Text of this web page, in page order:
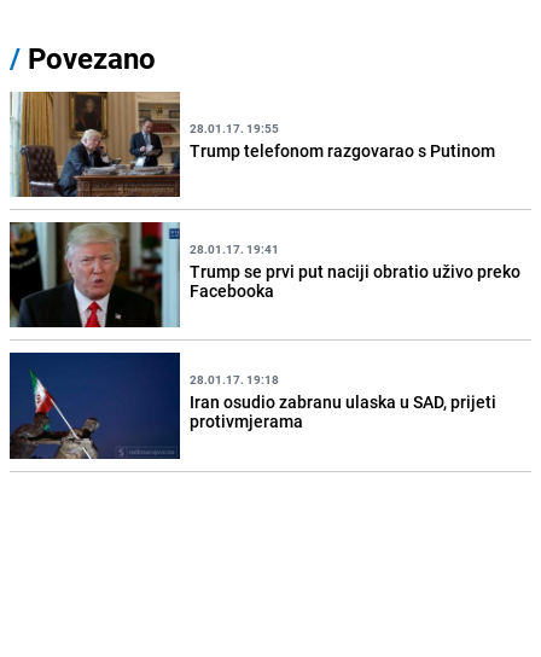
/ Povezano
28.01.17. 19:55
Trump telefonom razgovarao s Putinom
28.01.17. 19:41
Trump se prvi put naciji obratio uživo preko
Facebooka
28.01.17. 19:18
Iran osudio zabranu ulaska u SAD, prijeti
protivmjerama